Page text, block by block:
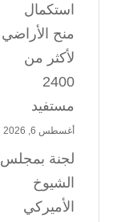
استكمال
منح الأراضي
لأكثر من
2400
مستفيد
أغسطس 6, 2026
لجنة بمجلس
الشيوخ
الأميركي